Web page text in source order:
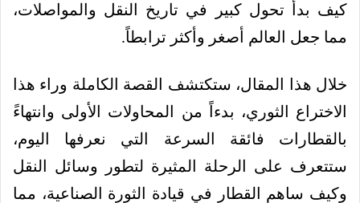
كيف بدأ تحول كبير في تاريخ النقل والمواصلات،
مما جعل العالم أصغر وأكثر ترابطاً.
خلال هذا المقال، ستكتشف القصة الكاملة وراء هذا
الاختراع الثوري، بدءاً من المحاولات الأولى وانتهاءً
بالقطارات فائقة السرعة التي نعرفها اليوم،
ستتعرف على الرحلة المثيرة لتطور وسائل النقل
وكيف ساهم القطار في قيادة الثورة الصناعية، مما